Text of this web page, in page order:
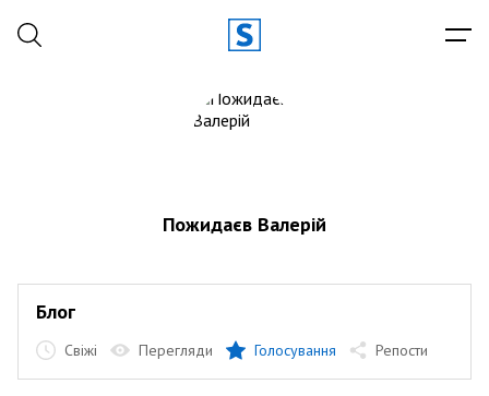
Пожидаєв Валерій
Блог
Свіжі Перегляди Голосування Репости